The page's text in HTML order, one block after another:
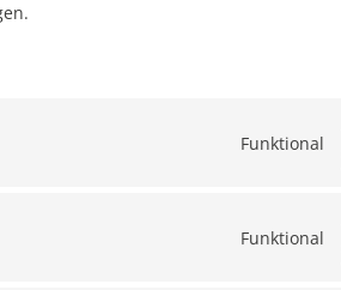
Funktional
Funktional